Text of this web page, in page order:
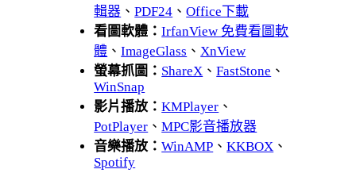
輯器 、PDF24 、Office下載
看圖軟體：IrfanView 免費看圖軟
體 、ImageGlass 、 XnView
螢幕抓圖： ShareX 、FastStone 、
WinSnap
影片播放：KMPlayer 、
PotPlayer 、MPC影音播放器
音樂播放：WinAMP 、KKBOX 、
Spotify